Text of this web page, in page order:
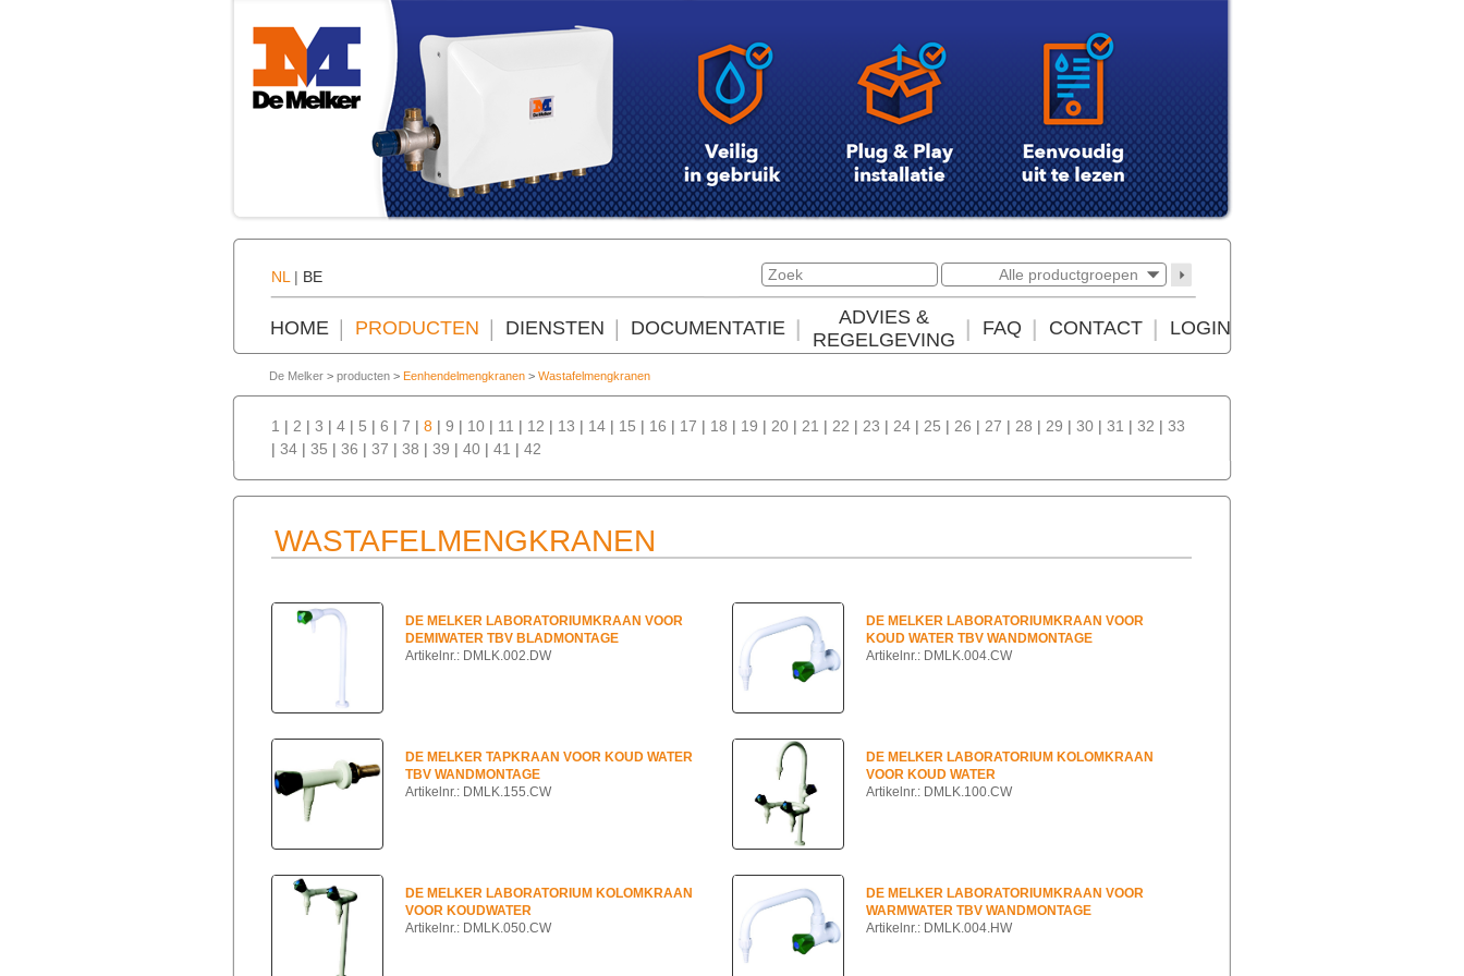
NL | BE Alle productgroepen
HOME PRODUCTEN DIENSTEN DOCUMENTATIE
ADVIES &
REGELGEVING
FAQ CONTACT LOGIN
De Melker > producten > Eenhendelmengkranen > Wastafelmengkranen
1 | 2 | 3 | 4 | 5 | 6 | 7 | 8 | 9 | 10 | 11 | 12 | 13 | 14 | 15 | 16 | 17 | 18 | 19 | 20 | 21 | 22 | 23 | 24 | 25 | 26 | 27 | 28 | 29 | 30 | 31 | 32 | 33
| 34 | 35 | 36 | 37 | 38 | 39 | 40 | 41 | 42
WASTAFELMENGKRANEN
DE MELKER LABORATORIUMKRAAN VOOR
DEMIWATER TBV BLADMONTAGE
Artikelnr.: DMLK.002.DW
DE MELKER LABORATORIUMKRAAN VOOR
KOUD WATER TBV WANDMONTAGE
Artikelnr.: DMLK.004.CW
DE MELKER TAPKRAAN VOOR KOUD WATER
TBV WANDMONTAGE
Artikelnr.: DMLK.155.CW
DE MELKER LABORATORIUM KOLOMKRAAN
VOOR KOUD WATER
Artikelnr.: DMLK.100.CW
DE MELKER LABORATORIUM KOLOMKRAAN
VOOR KOUDWATER
Artikelnr.: DMLK.050.CW
DE MELKER LABORATORIUMKRAAN VOOR
WARMWATER TBV WANDMONTAGE
Artikelnr.: DMLK.004.HW